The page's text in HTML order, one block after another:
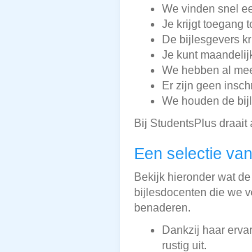
We vinden snel
Je krijgt toegang
De bijlesgevers
Je kunt
We hebben al
Er zijn geen
We houden de
Bij StudentsPlus
Een selectie
Bekijk hieronder wat
bijlesdocenten die we
benaderen.
Dankzij haar
rustig uit.